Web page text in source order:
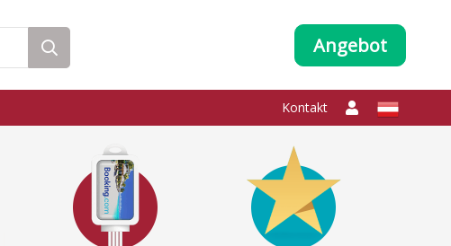
Angebot
Kontakt